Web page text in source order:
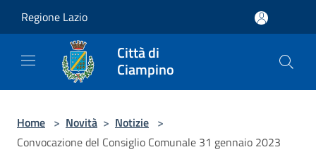
Regione Lazio
Città di
Ciampino
Home > Novità > Notizie >
Convocazione del Consiglio Comunale 31 gennaio 2023